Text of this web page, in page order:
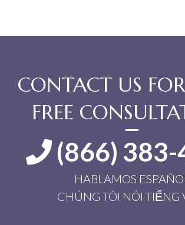
CONTACT US
FREE
(866)
HABLAMOS ESPAÑOL
CHÚNG TÔI NÓI TIẾNG